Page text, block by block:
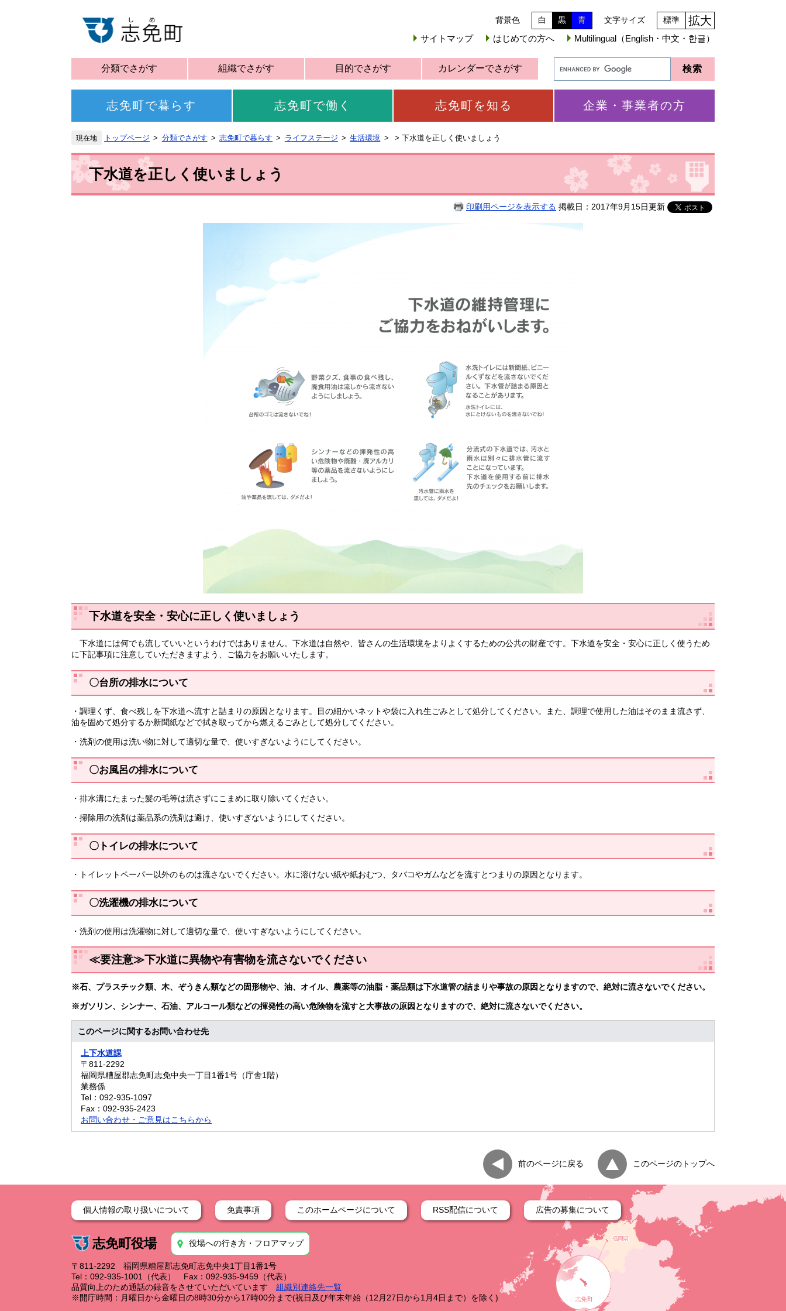
背景色 白 黒 青 文字サイズ 標準 拡大
サイトマップ はじめての方へ Multilingual（English・中文・한글）
分類でさがす 組織でさがす 目的でさがす カレンダーでさがす
志免町で暮らす 志免町で働く 志免町を知る 企業・事業者の方
トップページ 分類でさがす 志免町で暮らす ライフステージ 生活環境 > 下水道を正しく使いましょう
下水道を正しく使いましょう
印刷用ページを表示する 掲載日：2017年9月15日更新
下水道を安全・安心に正しく使いましょう
下水道には何でも流していいというわけではありません。下水道は自然や、皆さんの生活環境をよりよくするための公共の財産です。下水道を安全・安心に正しく使うため
に下記事項に注意していただきますよう、ご協力をお願いいたします。
〇台所の排水について
・調理くず、食べ残しを下水道へ流すと詰まりの原因となります。目の細かいネットや袋に入れ生ごみとして処分してください。また、調理で使用した油はそのまま流さず、
油を固めて処分するか新聞紙などで拭き取ってから燃えるごみとして処分してください。
・洗剤の使用は洗い物に対して適切な量で、使いすぎないようにしてください。
〇お風呂の排水について
・排水溝にたまった髪の毛等は流さずにこまめに取り除いてください。
・掃除用の洗剤は薬品系の洗剤は避け、使いすぎないようにしてください。
〇トイレの排水について
・トイレットペーパー以外のものは流さないでください。水に溶けない紙や紙おむつ、タバコやガムなどを流すとつまりの原因となります。
〇洗濯機の排水について
・洗剤の使用は洗濯物に対して適切な量で、使いすぎないようにしてください。
≪要注意≫下水道に異物や有害物を流さないでください
※石、プラスチック類、木、ぞうきん類などの固形物や、油、オイル、農薬等の油脂・薬品類は下水道管の詰まりや事故の原因となりますので、絶対に流さないでください。
※ガソリン、シンナー、石油、アルコール類などの揮発性の高い危険物を流すと大事故の原因となりますので、絶対に流さないでください。
このページに関するお問い合わせ先
上下水道課
〒811-2292
福岡県糟屋郡志免町志免中央一丁目1番1号（庁舎1階）
業務係
Tel：092-935-1097
Fax：092-935-2423
お問い合わせ・ご意見はこちらから
前のページに戻る このページのトップへ
個人情報の取り扱いについて 免責事項 このホームページについて RSS配信について 広告の募集について
志免町役場 役場への行き方・フロアマップ
〒811-2292 福岡県糟屋郡志免町志免中央1丁目1番1号
Tel：092-935-1001（代表） Fax：092-935-9459（代表）
品質向上のため通話の録音をさせていただいています
組織別連絡先一覧
※開庁時間：月曜日から金曜日の8時30分から17時00分まで(祝日及び年末年始（12月27日から1月4日まで）を除く)